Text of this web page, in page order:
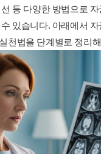
등 다양한 방법으로
있습니다. 아래에서
천법을 단계별로 정리